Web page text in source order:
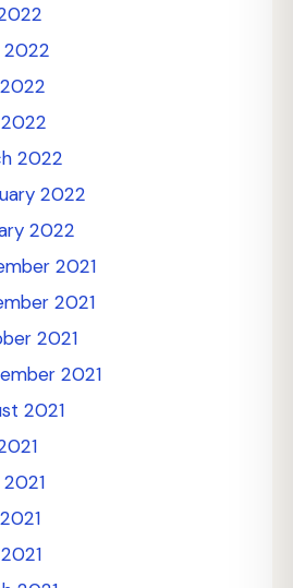
2022
2022
2022
2022
2021
2021
2021
2021
2021